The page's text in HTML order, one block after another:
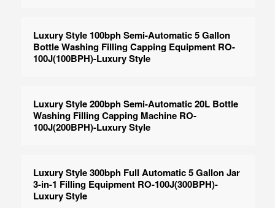
Luxury Style 100bph Semi-Automatic 5 Gallon
Bottle Washing Filling Capping Equipment RO-
100J(100BPH)-Luxury Style
Luxury Style 200bph Semi-Automatic 20L Bottle
Washing Filling Capping Machine RO-
100J(200BPH)-Luxury Style
Luxury Style 300bph Full Automatic 5 Gallon Jar
3-in-1 Filling Equipment RO-100J(300BPH)-
Luxury Style